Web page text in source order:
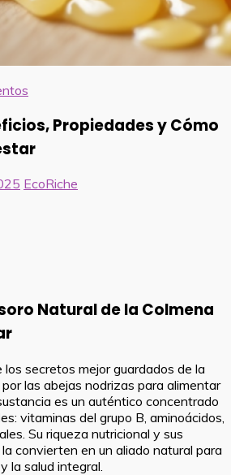
Propiedades y Cómo
EcoRiche
Natural de la Colmena
los secretos mejor guardados de la
las abejas nodrizas para alimentar
es un auténtico concentrado
vitaminas del grupo B, aminoácidos,
Su riqueza nutricional y sus
convierten en un aliado natural para
la salud integral.